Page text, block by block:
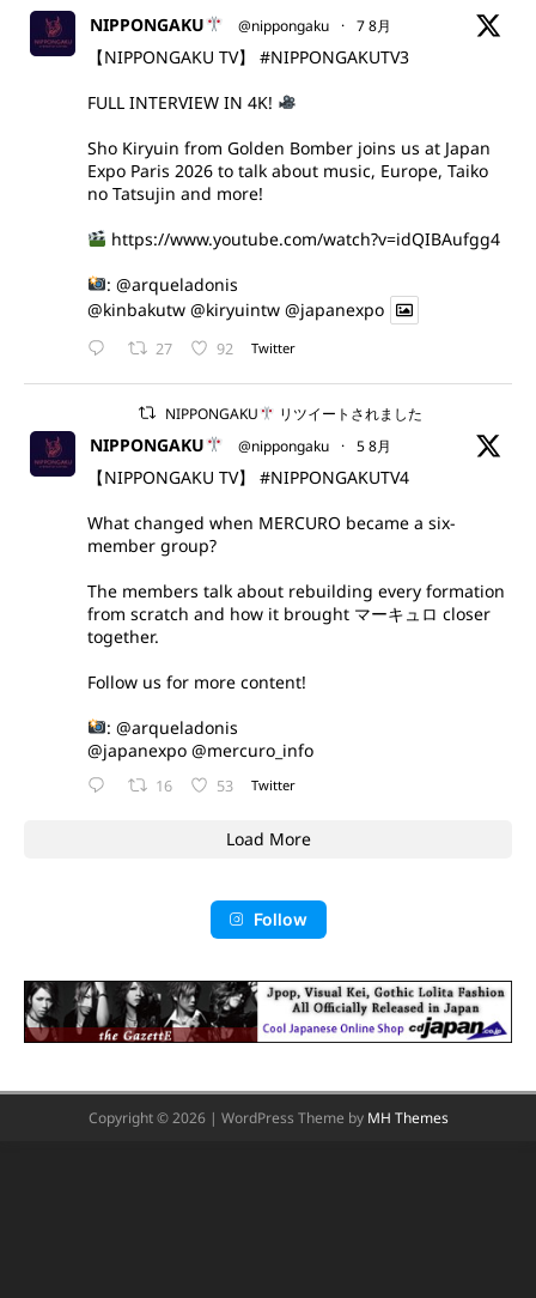
NIPPONGAKU @nippongaku · 7 8月
【NIPPONGAKU TV】 #NIPPONGAKUTV3
FULL INTERVIEW IN 4K!
Sho Kiryuin from Golden Bomber joins us at Japan
Expo Paris 2026 to talk about music, Europe, Taiko
no Tatsujin and more!
https://www.youtube.com/watch?v=idQIBAufgg4
: @arqueladonis
@kinbakutw @kiryuintw @japanexpo
27 92 Twitter
NIPPONGAKU リツイートされました
NIPPONGAKU @nippongaku · 5 8月
【NIPPONGAKU TV】 #NIPPONGAKUTV4
What changed when MERCURO became a six-
member group?
The members talk about rebuilding every formation
from scratch and how it brought マーキュロ closer
together.
Follow us for more content!
: @arqueladonis
@japanexpo @mercuro_info
16 53 Twitter
Load More
Follow
Copyright © 2026 | WordPress Theme by MH Themes